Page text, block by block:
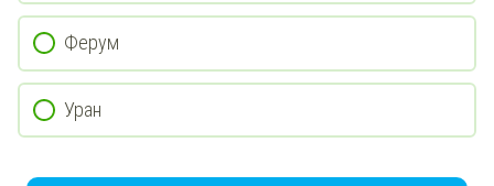
Ферум
Уран